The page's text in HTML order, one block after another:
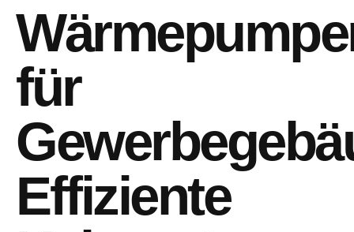
für
Effiziente